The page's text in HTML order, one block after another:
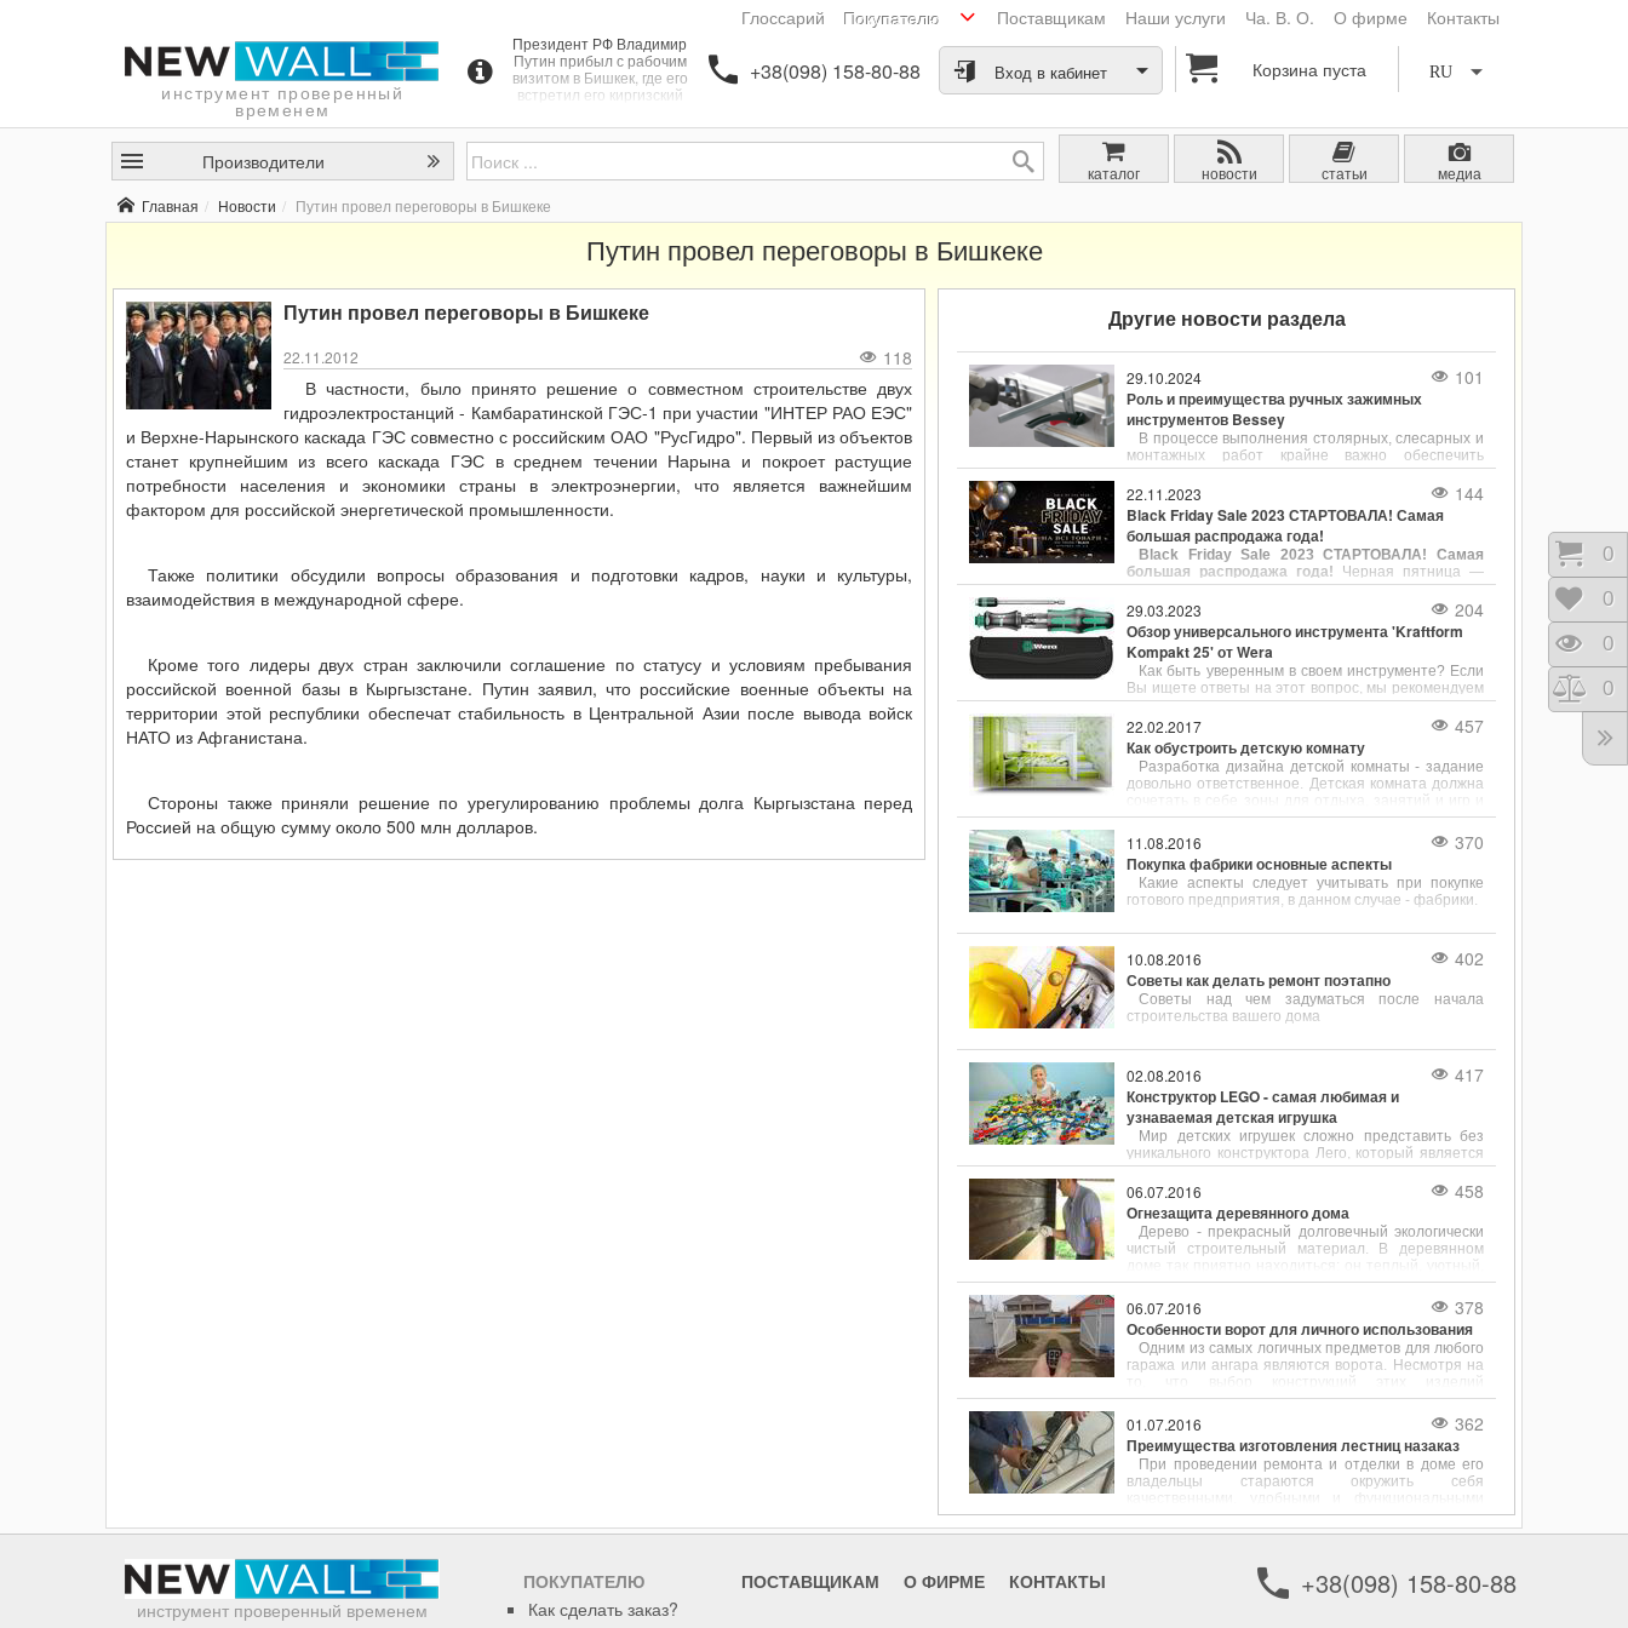
Глоссарий Покупателю Поставщикам Наши услуги Ча. В. О. О фирме Контакты
инструмент проверенный
временем
Президент РФ Владимир
Путин прибыл с рабочим
визитом в Бишкек, где его
встретил его киргизский
Атамбаев. В столице
Кыргызстана он провел
переговоры по ряду
вопросов, после чего
несколько важных
межгосударственных
соглашений.
+38(098) 158-80-88 RU
Корзина пуста
Вход в кабинет
Производители каталог новости статьи
медиа
Главная
Новости Путин провел переговоры в Бишкеке
Путин провел переговоры в Бишкеке
Путин провел переговоры в Бишкеке
22.11.2012
118
В частности, было принято решение о совместном строительстве двух
гидроэлектростанций - Камбаратинской ГЭС-1 при участии "ИНТЕР РАО ЕЭС"
и Верхне-Нарынского каскада ГЭС совместно с российским ОАО "РусГидро". Первый из объектов
станет крупнейшим из всего каскада ГЭС в среднем течении Нарына и покроет растущие
потребности населения и экономики страны в электроэнергии, что является важнейшим
фактором для российской энергетической промышленности.
Также политики обсудили вопросы образования и подготовки кадров, науки и культуры,
взаимодействия в международной сфере.
Кроме того лидеры двух стран заключили соглашение по статусу и условиям пребывания
российской военной базы в Кыргызстане. Путин заявил, что российские военные объекты на
территории этой республики обеспечат стабильность в Центральной Азии после вывода войск
НАТО из Афганистана.
Стороны также приняли решение по урегулированию проблемы долга Кыргызстана перед
Россией на общую сумму около 500 млн долларов.
Другие новости раздела
29.10.2024 101
Роль и преимущества ручных зажимных
инструментов Bessey
В процессе выполнения столярных, слесарных и
монтажных работ крайне важно обеспечить
надёжное и точное фиксирование деталей.
Ручные зажимные инструменты, такие как
струбцины, являются незаменимыми
помощниками для удержания заготовок в нужном
положении. Одним из лидеров в производстве
струбцин является компания Bessey, известная
своей продукцией, сочетающей в себе надёжность,
22.11.2023 144
Black Friday Sale 2023 СТАРТОВАЛА! Самая
большая распродажа года!
Black Friday Sale 2023 СТАРТОВАЛА! Самая
большая распродажа года! Черная пятница —
самая большая распродажа года, которая пройдет
с 23.11.23 по 30.11.23 в магазине Newwall.kiev.ua.
Вас ждут скидки на все товары. Черная пятница —
тот день, когда можно совершить желаемую
покупку со скидкой на все товары вне зависимости
от суммы покупки.
29.03.2023 204
Обзор универсального инструмента 'Kraftform
Kompakt 25' от Wera
Как быть уверенным в своем инструменте? Если
Вы ищете ответы на этот вопрос, мы рекомендуем
обратить внимание на универсальный инструмент
"Kraftform Kompakt 25" от Wera. Этот инструмент
собрал в себе несколько полезных функций,
позволяющих с легкостью выполнять различные
задачи.
22.02.2017 457
Как обустроить детскую комнату
Разработка дизайна детской комнаты - задание
довольно ответственное. Детская комната должна
сочетать в себе зоны для отдыха, занятий и игр и
при этом быть безопасной для своего хозяина и
довольно просторной.
11.08.2016 370
Покупка фабрики основные аспекты
Какие аспекты следует учитывать при покупке
готового предприятия, в данном случае - фабрики.
10.08.2016 402
Советы как делать ремонт поэтапно
Советы над чем задуматься после начала
строительства вашего дома
02.08.2016 417
Конструктор LEGO - самая любимая и
узнаваемая детская игрушка
Мир детских игрушек сложно представить без
уникального конструктора Лего, который является
мечтой каждого ребенка. Основа успеха детского
конструктора - высокое качество деталей,
разнообразный ассортимент, простота и
универсальность.
06.07.2016 458
Огнезащита деревянного дома
Дерево - прекрасный долговечный экологически
чистый строительный материал. В деревянном
в нем даже дышится легко.
06.07.2016 378
Особенности ворот для личного использования
Одним из самых логичных предметов для любого
гаража или ангара являются ворота. Несмотря на
то, что выбор конструкций этих изделий
достаточно ограничен, с каждым днем
покупателям становится все сложнее
определиться со своей покупкой.
01.07.2016 362
Преимущества изготовления лестниц назаказ
При проведении ремонта и отделки в доме его
владельцы стараются окружить себя
качественными, удобными и функциональными
вещами. Если идет речь об обустройстве
двухэтажного дома или многоярусной квартиры,
Именно она выступает в роли связующего
элемента между этажами.
инструмент проверенный временем
+38(098) 158-80-88
ПОКУПАТЕЛЮ
Как сделать заказ?
ПОСТАВЩИКАМ О ФИРМЕ КОНТАКТЫ
0
0
0
0